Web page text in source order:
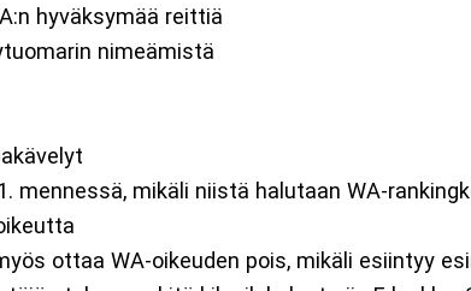
hyväksymää reittiä
nimeämistä
mikäli niistä halutaan WA-
ottaa WA-oikeuden pois, mikäli esiintyy